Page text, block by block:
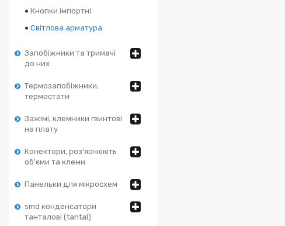
Кнопки імпортні
Світлова арматура
Запобіжники та тримачі
до них
Термозапобіжники,
термостати
Зажімі, клемники гвинтові
на плату
Конектори, роз'яснюють
об'єми та клеми
Панельки для мікросхем
smd конденсатори
танталові (tantal)